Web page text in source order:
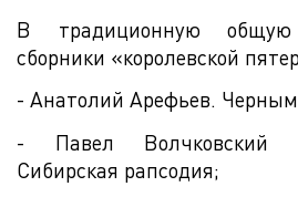
В традиционную
сборники «королевской
- Анатолий Арефьев.
- Павел Волчковский
Сибирская рапсодия;